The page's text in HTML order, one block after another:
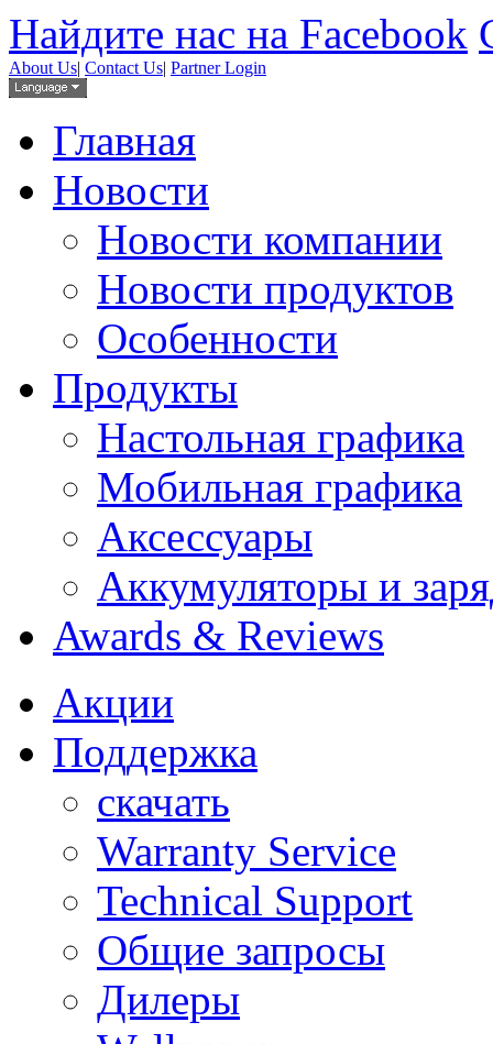
Найдите нас на Facebook
About Us| Contact Us| Partner Login
Главная
Новости
Новости компании
Новости продуктов
Особенности
Продукты
Настольная графика
Мобильная графика
Аксессуары
Аккумуляторы и
Awards & Reviews
Акции
Поддержка
скачать
Warranty Service
Technical Support
Общие запросы
Дилеры